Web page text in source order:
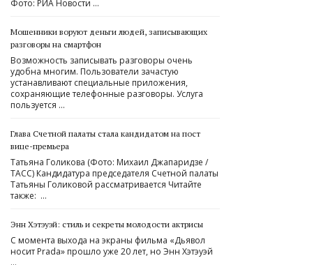
Фото: РИА Новости …
Мошенники воруют деньги людей, записывающих
разговоры на смартфон
Возможность записывать разговоры очень
удобна многим. Пользователи зачастую
устанавливают специальные приложения,
сохраняющие телефонные разговоры. Услуга
пользуется …
Глава Счетной палаты стала кандидатом на пост
вице-премьера
Татьяна Голикова (Фото: Михаил Джапаридзе /
ТАСС) Кандидатура председателя Счетной палаты
Татьяны Голиковой рассматривается Читайте
также: …
Энн Хэтэуэй: стиль и секреты молодости актрисы
С момента выхода на экраны фильма «Дьявол
носит Prada» прошло уже 20 лет, но Энн Хэтэуэй
…